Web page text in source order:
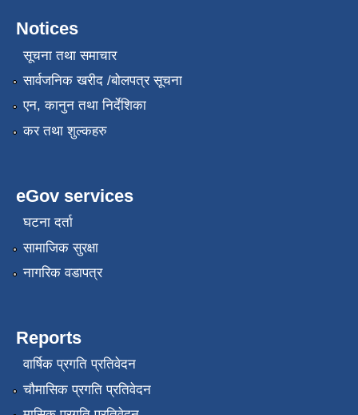
Notices
सूचना तथा समाचार
सार्वजनिक खरीद /बोलपत्र सूचना
एन, कानुन तथा निर्देशिका
कर तथा शुल्कहरु
eGov services
घटना दर्ता
सामाजिक सुरक्षा
नागरिक वडापत्र
Reports
वार्षिक प्रगति प्रतिवेदन
चौमासिक प्रगति प्रतिवेदन